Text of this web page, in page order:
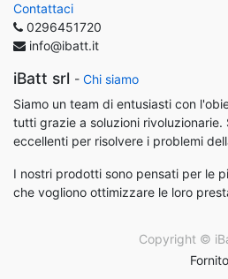
Contattaci
0296451720
info@ibatt.it
iBatt srl - Chi siamo
Siamo un team di entusiasti con
tutti grazie a soluzioni
eccellenti per risolvere i problemi
I nostri prodotti sono pensati per le
che vogliono ottimizzare le loro
Copyright ©